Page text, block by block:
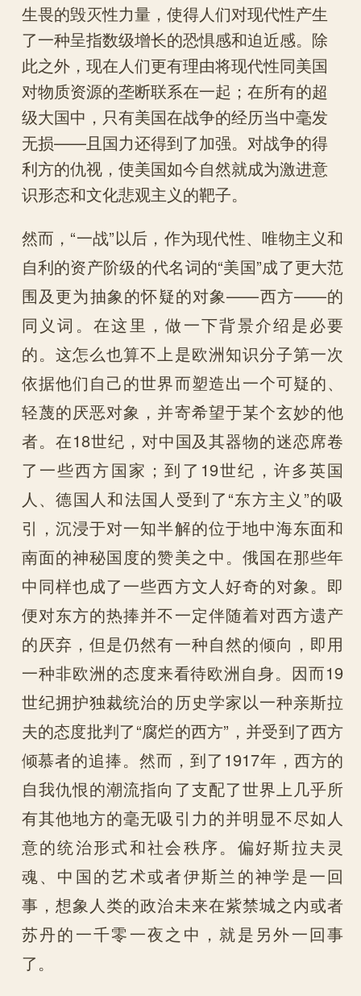
生畏的毁灭性力量，使得人们对现代性产生
了一种呈指数级增长的恐惧感和迫近感。除
此之外，现在人们更有理由将现代性同美国
对物质资源的垄断联系在一起；在所有的超
级大国中，只有美国在战争的经历当中毫发
无损——且国力还得到了加强。对战争的得
利方的仇视，使美国如今自然就成为激进意
识形态和文化悲观主义的靶子。
然而，“一战”以后，作为现代性、唯物主义和
自利的资产阶级的代名词的“美国”成了更大范
围及更为抽象的怀疑的对象——西方——的
同义词。在这里，做一下背景介绍是必要
的。这怎么也算不上是欧洲知识分子第一次
依据他们自己的世界而塑造出一个可疑的、
轻蔑的厌恶对象，并寄希望于某个玄妙的他
者。在18世纪，对中国及其器物的迷恋席卷
了一些西方国家；到了19世纪，许多英国
人、德国人和法国人受到了“东方主义”的吸
引，沉浸于对一知半解的位于地中海东面和
南面的神秘国度的赞美之中。俄国在那些年
中同样也成了一些西方文人好奇的对象。即
便对东方的热捧并不一定伴随着对西方遗产
的厌弃，但是仍然有一种自然的倾向，即用
一种非欧洲的态度来看待欧洲自身。因而19
世纪拥护独裁统治的历史学家以一种亲斯拉
夫的态度批判了“腐烂的西方”，并受到了西方
倾慕者的追捧。然而，到了1917年，西方的
自我仇恨的潮流指向了支配了世界上几乎所
有其他地方的毫无吸引力的并明显不尽如人
意的统治形式和社会秩序。偏好斯拉夫灵
魂、中国的艺术或者伊斯兰的神学是一回
事，想象人类的政治未来在紫禁城之内或者
苏丹的一千零一夜之中，就是另外一回事
了。